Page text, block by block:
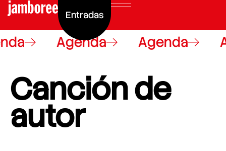
Entradas
Agenda Agenda
Canción de
autor